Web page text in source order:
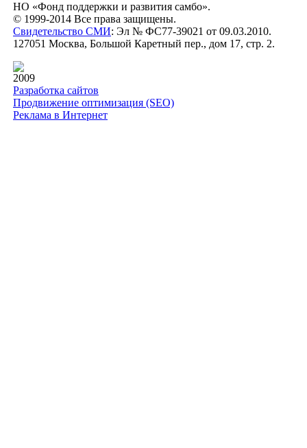
НО «Фонд поддержки и развития самбо».
© 1999-2014 Все права защищены.
Свидетельство СМИ: Эл № ФС77-39021 от 09.03.2010.
127051 Москва, Большой Каретный пер., дом 17, стр. 2.
2009
Разработка сайтов
Продвижение оптимизация (SEO)
Реклама в Интернет